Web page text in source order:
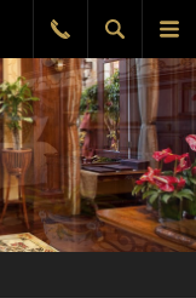
le
Afficher
la
Rappel
gratuit